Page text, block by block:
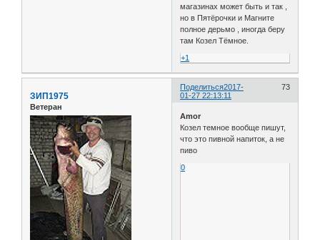
магазинах может быть и так ,
но в Пятёрочки и Магните
полное дерьмо , иногда беру
там Козел Тёмное.
+1
Поделиться 73
2017-
01-27 22:13:11
ЗИП1975
Ветеран
Amor
Козел темное вообще пишут,
что это пивной напиток, а не
пиво
0